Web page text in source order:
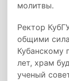
молитвы.
Ректор
общими
Кубанскому
лет, храм
ученый